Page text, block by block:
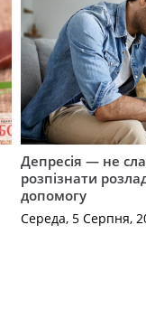
Депресія — не
розпізнати
допомогу
Середа, 5 Серпня,